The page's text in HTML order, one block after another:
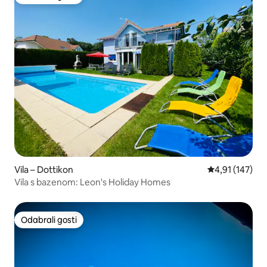
Vila – Dottikon Prosječna
4,91 (147)
Vila s bazenom: Leon's Holiday Homes
Odabrali gosti
Odabrali gosti